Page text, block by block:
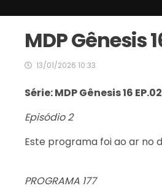
MDP Gênesis
13/01/2026 10:33
Série: MDP Gênesis 16 EP.02
Episódio 2
Este programa foi ao ar no
PROGRAMA 177